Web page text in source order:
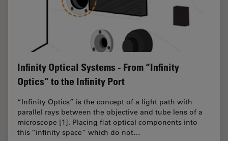
Infinity Optical Systems - From “Infinity
Optics” to the Infinity Port
“Infinity Optics” is the concept of a light path with
parallel rays between the objective and tube lens of a
microscope [1]. Placing flat optical components into
this “infinity space” which do not…